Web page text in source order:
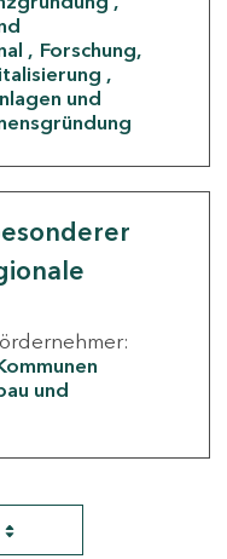
Forschung,
und
und